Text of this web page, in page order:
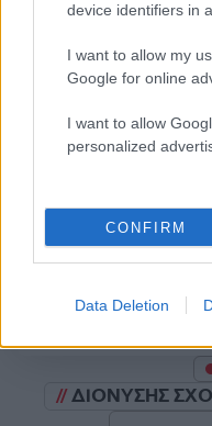
device identifiers in
I want to allow my
Google for online
I want to allow
personalized
CONFIRM
Data Deletion
Όροι Χρήσης. Το site
ΔΙΟΝΥΣΗΣ